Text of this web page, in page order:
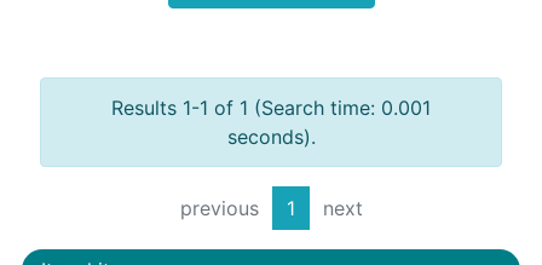
Results 1-1 of 1 (Search time: 0.001
seconds).
previous 1 next